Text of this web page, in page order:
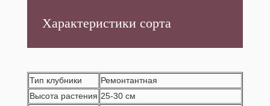
Характеристики сорта
Тип клубники
Ремонтантная
Высота растения 25-30 см